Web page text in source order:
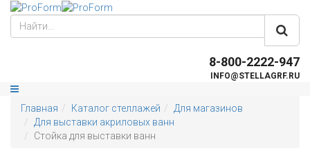
8-800-2222-947
INFO@STELLAGRF.RU
Главная Каталог стеллажей
Для магазинов
Для выставки акриловых ванн
Стойка для выставки ванн